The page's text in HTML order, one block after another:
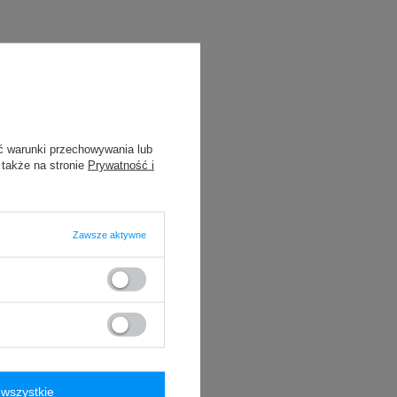
warunki przechowywania lub
na stronie Prywatność i
Zawsze aktywne